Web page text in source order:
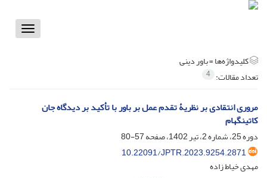
Toggle
کلیدواژه‌ها =باور دینی
تعداد مقالات: 4
مروری انتقادی بر نظریۀ تقدم عمل بر باور با تأکید بر دیدگاه جان
کاتینگهام
دوره 25، شماره 2، تیر 1402، صفحه
57-80
10.22091/JPTR.2023.9254.2871
مهدی خیاط زاده